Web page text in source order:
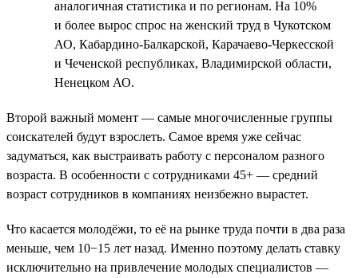
аналогичная статистика и по регионам. На 10%
и более вырос спрос на женский труд в Чукотском
АО, Кабардино-Балкарской, Карачаево-Черкесской
и Чеченской республиках, Владимирской области,
Ненецком АО.
Второй важный момент — самые многочисленные группы
соискателей будут взрослеть. Самое время уже сейчас
задуматься, как выстраивать работу с персоналом разного
возраста. В особенности с сотрудниками 45+ — средний
возраст сотрудников в компаниях неизбежно вырастет.
Что касается молодёжи, то её на рынке труда почти в два раза
меньше, чем 10−15 лет назад. Именно поэтому делать ставку
исключительно на привлечение молодых специалистов —